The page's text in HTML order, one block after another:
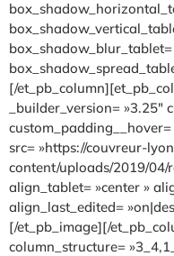
box_shadow_blur_tablet=
[/
_builder_version= »3.25″
src= »https://couvreur-
content/uploads/2019/
align_tablet= »center »
align_last_edited=
[/et_pb_image][/
column_structure=